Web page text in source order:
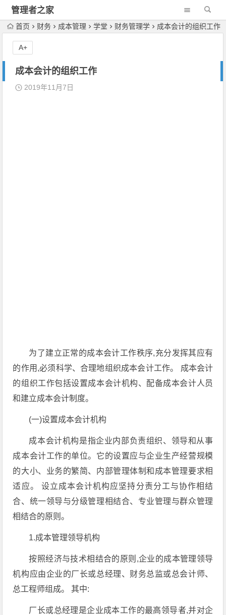
管理者之家
首页 财务 成本管理 学堂 财务管理学 成本会计的组织工作
成本会计的组织工作
2019年11月7日
为了建立正常的成本会计工作秩序,充分发挥其应有
的作用,必须科学、合理地组织成本会计工作。 成本会计
的组织工作包括设置成本会计机构、配备成本会计人员
和建立成本会计制度。
(一)设置成本会计机构
成本会计机构是指企业内部负责组织、领导和从事
成本会计工作的单位。它的设置应与企业生产经营规模
的大小、业务的繁简、内部管理体制和成本管理要求相
适应。 设立成本会计机构应坚持分责分工与协作相结
合、统一领导与分级管理相结合、专业管理与群众管理
相结合的原则。
1.成本管理领导机构
按照经济与技术相结合的原则,企业的成本管理领导
机构应由企业的厂长或总经理、财务总监或总会计师、
总工程师组成。 其中:
厂长或总经理是企业成本工作的最高领导者,并对企
A+